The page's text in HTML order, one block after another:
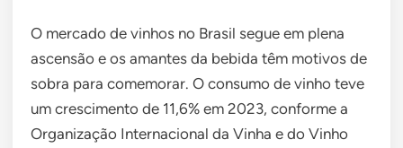
O mercado de vinhos no Brasil segue em plena
ascensão e os amantes da bebida têm motivos de
sobra para comemorar. O consumo de vinho teve
um crescimento de 11,6% em 2023, conforme a
Organização Internacional da Vinha e do Vinho